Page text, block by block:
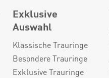
Exklusive
Auswahl
Klassische Trauringe
Besondere Trauringe
Exklusive Trauringe